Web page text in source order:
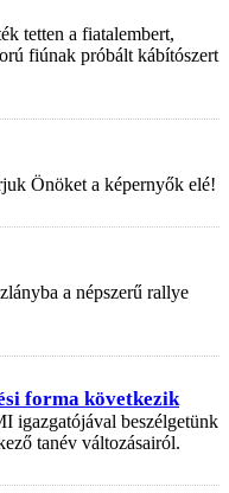
tetten a fiatalembert,
fiúnak próbált kábítószert
Önöket a képernyők elé!
a népszerű rallye
forma következik
igazgatójával beszélgetünk
tanév változásairól.